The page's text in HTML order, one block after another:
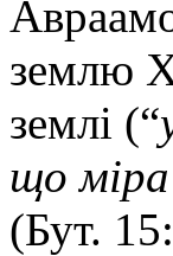
землю
землі (“
що міра
(Бут.